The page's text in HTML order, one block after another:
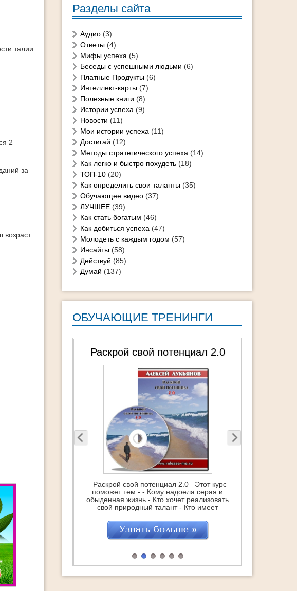
талии
2
за
Разделы сайта
Аудио (3)
Ответы (4)
Мифы успеха (5)
Беседы с успешными людьми (6)
Платные Продукты (6)
Интеллект-карты (7)
Полезные книги (8)
Истории успеха (9)
Новости (11)
Мои истории успеха (11)
Достигай (12)
Методы стратегического успеха (14)
Как легко и быстро похудеть (18)
ТОП-10 (20)
Как определить свои таланты (35)
Обучающее видео (37)
ЛУЧШЕЕ (39)
Как стать богатым (46)
Как добиться успеха (47)
Молодеть с каждым годом (57)
Инсайты (58)
Действуй (85)
Думай (137)
ОБУЧАЮЩИЕ ТРЕНИНГИ
2.0 Этот курс
серая и
реализовать
- Кто имеет
успешным и
свой потенциал
определите 2-3
! Выберите
момент ! […]
ТурбоМотивация Мечты — Видео
тренинг
"ТурбоМотивация Мечты" 25 практик в
видео формате каждая из которых - +
Способна поднять вашу УВЕРЕННОСТЬ на
источник ВДОХНОВЕНИЯ !! + Зажечь супер-
мотивацию на достижение Мечты !!!
"ТурбоМотивация Мечты" это : 25
навсегда обрести Вдохновение Обретение